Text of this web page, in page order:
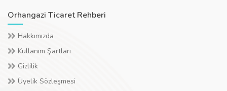
Orhangazi Ticaret Rehberi
Hakkımızda
Kullanım Şartları
Gizlilik
Üyelik Sözleşmesi